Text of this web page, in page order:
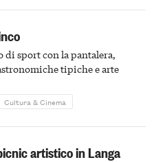
sport con la pantalera,
tipiche e arte
Cultura & Cinema
artistico in Langa